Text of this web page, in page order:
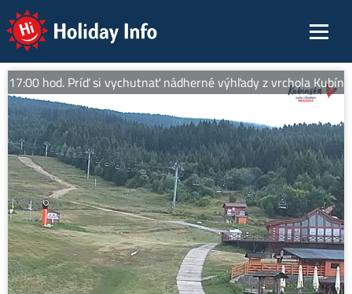
Holiday Info
hod. Príď si vychutnať nádherné výhľady z vrchola